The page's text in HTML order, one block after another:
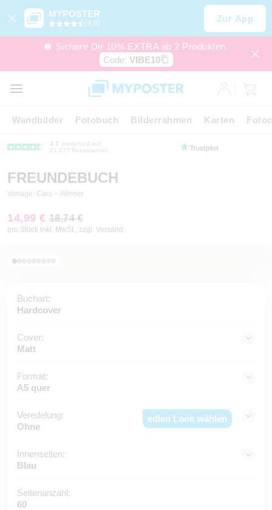
MYPOSTER
(4,6) Zur App
🪩 Sichere Dir 10% EXTRA ab 2 Produkten.
Code: VIBE10
Wandbilder Fotobuch Bilderrahmen Karten
4.7
basierend auf
21.277 Rezensionen
FREUNDEBUCH
Vorlage: Cars – Winner
14,99 € 18,74 €
pro Stück inkl. MwSt., zzgl. Versand
Buchart:
Hardcover
Cover:
Matt
Format:
A5 quer
Veredelung:
Ohne
edlen Look wählen
Innenseiten:
Blau
Seitenanzahl:
60